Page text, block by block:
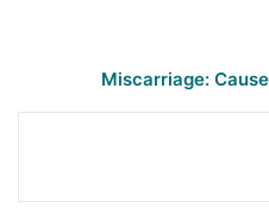
Miscarriage: